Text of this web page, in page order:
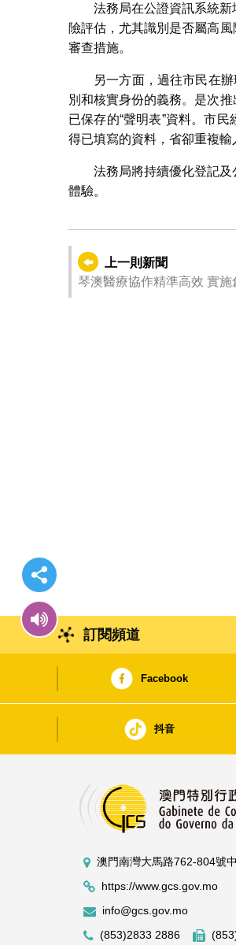
法務局在公證資訊系統
險評估，尤其識別是否屬高
審查措施。
另一方面，過往市民在
別和核實身份的義務。是次
已保存的“聲明表”資料。市民
得已填寫的資料，省卻重複輸
法務局將持續優化登記
體驗。
上一則新聞
訂閱頻道
Facebook
抖音
澳門南灣大馬路762-804號
https://www.gcs.gov.mo
info@gcs.gov.mo
(853)2833 2886